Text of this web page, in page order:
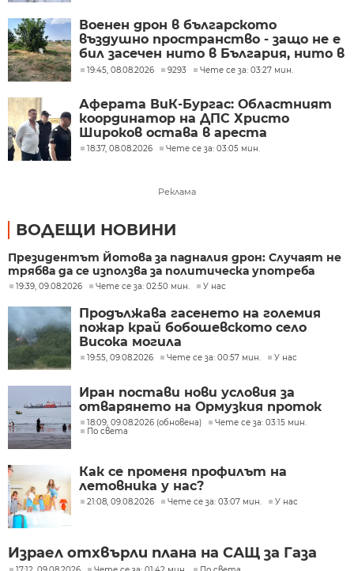
Военен дрон в българското
въздушно пространство - защо не е
бил засечен нито в България, нито в
Румъния?
19:45, 08.08.2026 9293 Чете се за: 03:27 мин.
Аферата ВиК-Бургас: Областният
координатор на ДПС Христо
Широков остава в ареста
18:37, 08.08.2026 Чете се за: 03:05 мин.
Реклама
ВОДЕЩИ НОВИНИ
Президентът Йотова за падналия дрон: Случаят не
трябва да се използва за политическа употреба
19:39, 09.08.2026 Чете се за: 02:50 мин. У нас
Продължава гасенето на големия
пожар край бобошевското село
Висока могила
19:55, 09.08.2026 Чете се за: 00:57 мин. У нас
Иран постави нови условия за
отварянето на Ормузкия проток
18:09, 09.08.2026 (обновена)
Чете се за: 03:15 мин.
По света
Как се променя профилът на
летовника у нас?
21:08, 09.08.2026 Чете се за: 03:07 мин. У нас
Израел отхвърли плана на САЩ за Газа